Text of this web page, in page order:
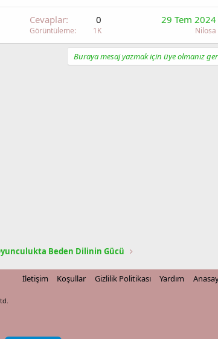
Cevaplar 0
Görüntüleme 1K
29 Tem 2024
Nilosa
Buraya mesaj yazmak için üye olmanız
Beden Dilinin Gücü
İletişim Koşullar Gizlilik Politikası Yardım